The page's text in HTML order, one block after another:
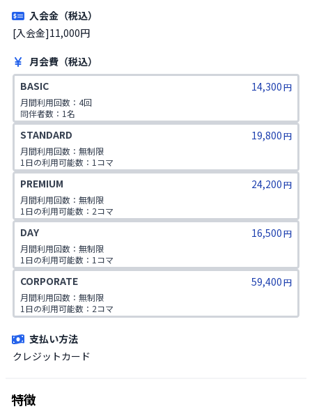
入会金（税込）
[入会金]11,000円
月会費（税込）
BASIC
14,300円
月間利用回数：4回
同伴者数：1名
利用可能時間：24時間
STANDARD 19,800円
月間利用回数：無制限
1日の利用可能数：1コマ
同伴者数：1名
利用可能時間：24時間
PREMIUM 24,200円
月間利用回数：無制限
1日の利用可能数：2コマ
同伴者数：3名
利用可能時間：24時間
DAY 16,500円
月間利用回数：無制限
1日の利用可能数：1コマ
同伴者数：1名
利用可能時間：6:00～17:00
CORPORATE 59,400円
月間利用回数：無制限
1日の利用可能数：2コマ
同伴者数：各プランごと
支払い方法
クレジットカード
特徴